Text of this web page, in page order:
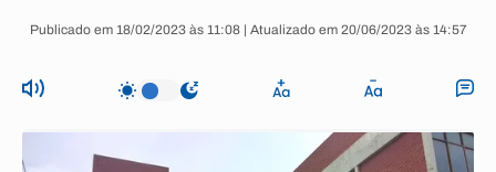
Publicado em 18/02/2023 às 11:08 | Atualizado em 20/06/2023 às 14:57